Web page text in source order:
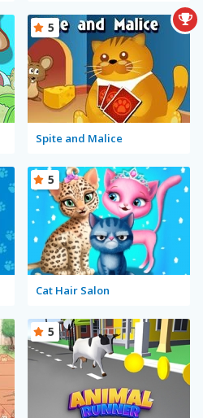
Spite and Malice
5
Cat Hair Salon
5
5